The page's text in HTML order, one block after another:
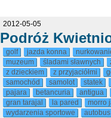
2012-05-05
Podróż
golf jazda konna
muzeum
śladami sławnych
z dzieckiem
z przyjaciółmi
samochód
samolot statek
pajara
betancuria antigua
gran tarajal
la pared morro
wydarzenia sportowe
autobus